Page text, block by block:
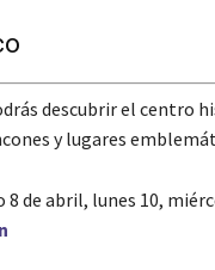
descubrir el centro
y lugares
de abril, lunes 10,